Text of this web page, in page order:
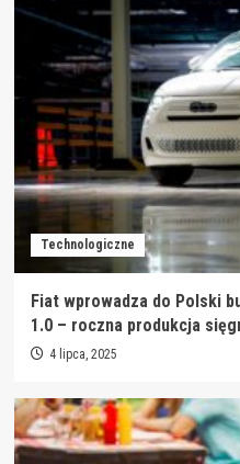
Technologiczne
Fiat wprowadza do Polski
1.0 – roczna produkcja
4 lipca, 2025